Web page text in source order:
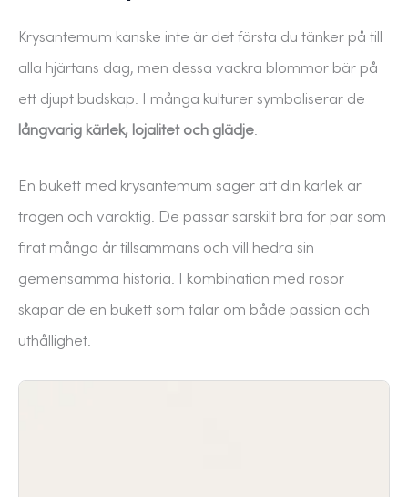
Krysantemum kanske inte är det första du tänker på till
alla hjärtans dag, men dessa vackra blommor bär på
ett djupt budskap. I många kulturer symboliserar de
långvarig kärlek, lojalitet och glädje.
En bukett med krysantemum säger att din kärlek är
trogen och varaktig. De passar särskilt bra för par som
firat många år tillsammans och vill hedra sin
gemensamma historia. I kombination med rosor
skapar de en bukett som talar om både passion och
uthållighet.